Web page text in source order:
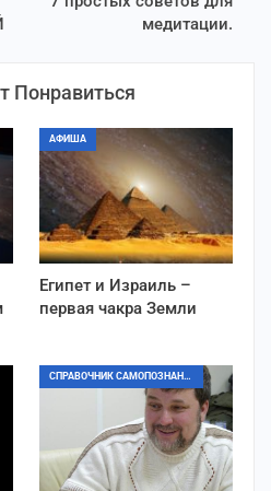
медитации.
Понравиться
АФИША
Египет и Израиль –
первая чакра Земли
СПРАВОЧНИК САМОПОЗНАНИЯ